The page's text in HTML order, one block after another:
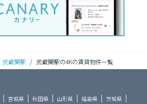
武蔵関駅 / 武蔵関駅の4Kの賃貸物件一覧
宮城県 秋田県 山形県 福島県
茨城県